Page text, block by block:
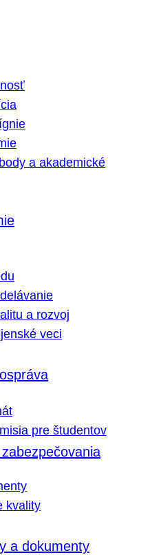
a akademické
a rozvoj
veci
pre študentov
kvality
a dokumenty